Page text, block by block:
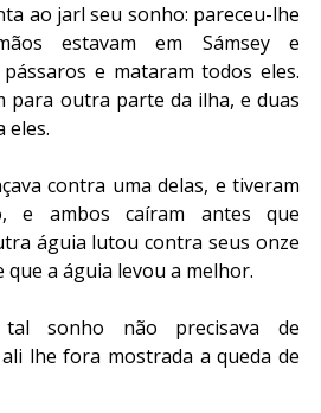
ao jarl seu sonho: pareceu-lhe
estavam em Sámsey e
e mataram todos eles.
para outra parte da ilha, e duas
eles.
contra uma delas, e tiveram
e ambos caíram antes que
águia lutou contra seus onze
que a águia levou a melhor.
sonho não precisava de
lhe fora mostrada a queda de